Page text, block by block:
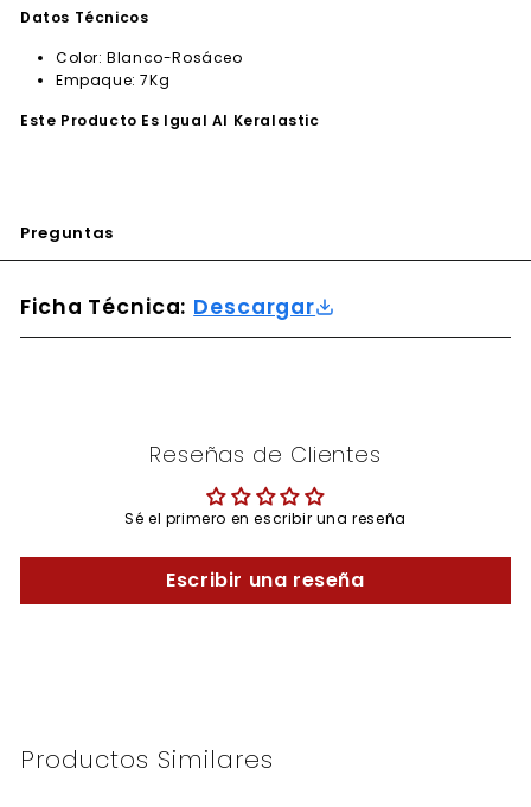
Datos Técnicos
Color: Blanco-Rosáceo
Empaque: 7Kg
Este Producto Es Igual Al Keralastic
Preguntas
Ficha Técnica: Descargar
Reseñas de Clientes
Sé el primero en escribir una reseña
Escribir una reseña
Productos Similares